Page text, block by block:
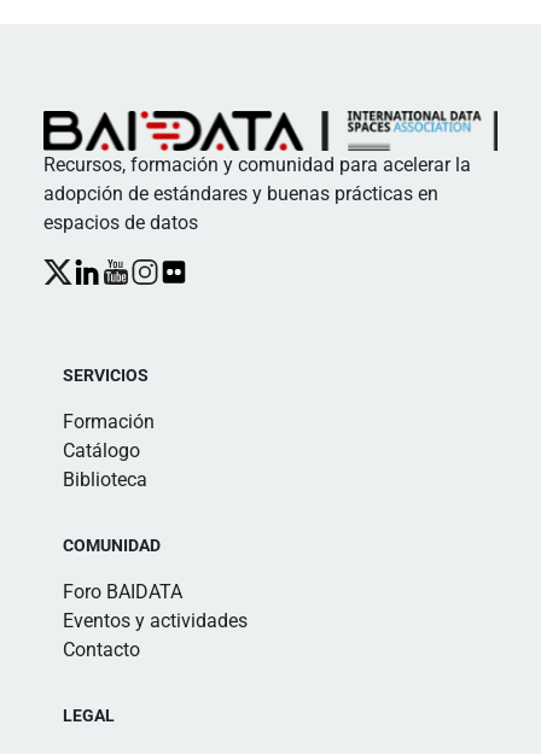
Recursos, formación y comunidad para acelerar la
adopción de estándares y buenas prácticas en
espacios de datos
SERVICIOS
Formación
Catálogo
Biblioteca
COMUNIDAD
Foro BAIDATA
Eventos y actividades
Contacto
LEGAL